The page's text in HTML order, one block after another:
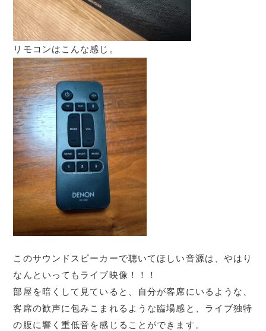
リモコンはこんな感じ。
このサウンドスピーカーで聴いてほしい音源は、やはり
なんといってもライブ映像！！！
部屋を暗くして見ていると、自分が客席にいるような、
客席の歓声に包みこまれるような臨場感と、ライブ独特
の腹に響く重低音を感じることができます。